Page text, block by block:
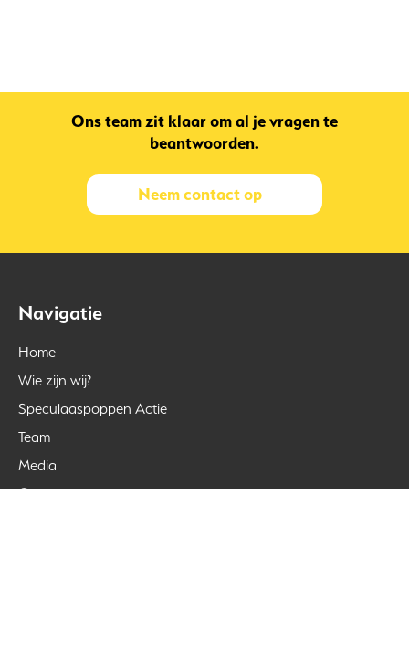
Ons team zit klaar om al je vragen te
beantwoorden.
Neem contact op
Navigatie
Home
Wie zijn wij?
Speculaaspoppen Actie
Team
Media
Contact